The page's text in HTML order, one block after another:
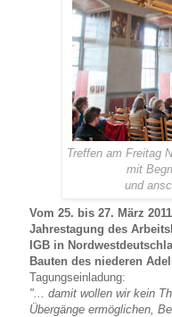
Treffen am Freitag
mit
und
Vom 25. bis 27. März
Jahrestagung des
IGB in
Bauten des niederen
Tagungseinladung:
"... damit wollen wir kein
Übergänge ermöglichen,